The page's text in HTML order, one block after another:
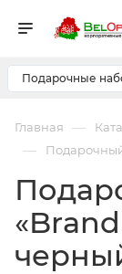
Подарочные
Главная —
—